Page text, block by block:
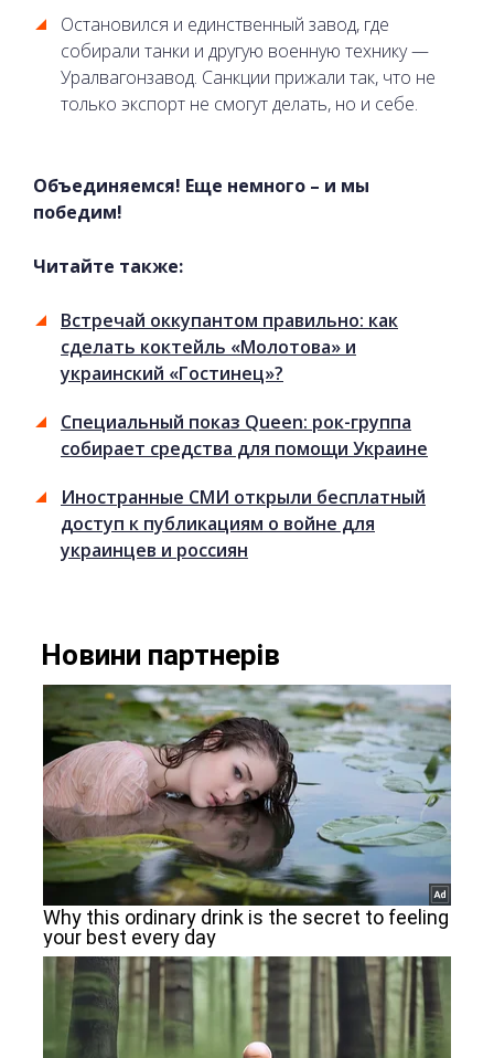
Остановился и единственный завод, где
собирали танки и другую военную технику —
Уралвагонзавод. Санкции прижали так, что не
только экспорт не смогут делать, но и себе.
Объединяемся! Еще немного – и мы
победим!
Читайте также:
Встречай оккупантом правильно: как
сделать коктейль «Молотова» и
украинский «Гостинец»?
Специальный показ Queen: рок-группа
собирает средства для помощи Украине
Иностранные СМИ открыли бесплатный
доступ к публикациям о войне для
украинцев и россиян